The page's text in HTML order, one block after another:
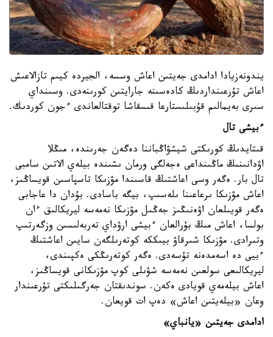
يندونەزيادا ادامدى جەيتىن اعاش وسسە، الجيردە كيىم تازالاعىش
اعاش تۇرعىنداردىڭ كادەسىنە جارايتىن كورىنەدى. وسىنداي
سىرى بەيمالىم قۇبىلىستارعا قىسقاشا توقتالعاندى ءجون كوردىك.
ءبيشى تال
قىتايدىڭ كورىكتى شيشۋاڭباننا دەگەن جەرىندە، مىڭلا
اۋدانىنىڭ ماڭىنداعى ەجەلگى ورمان ىشىندە بيلەي الاتىن سامبى
تال بار. ەگەر وسى اعاشتىڭ قاسىندا مۋزىكا تاسپاسىن قويساڭىز،
اعاش مۋزىكا ىرعاعىنا ىلەسىپ، بيگە باسادى. بۇدان دا عاجابى
ەگەر قويىلعان اۋەنىڭىز جەڭىل مۋزىكا نەمەسە ليريكالىق ءان
بولسا، اعاش مىڭ بۇرالعان ءبيشى ارۋداي تەربەلىسىن وزگەرتىپ
وتىرادى. مۋزىكا شىرقاۋ بيىككە كوتەرىلگەن سايىن اعاشتىڭ
ءبيى دە اسەمدەنە تۇسەدى. ەگەر كوتەرىڭكى ەكپىندى،
ليريكالىعى سولعىن نەمەسە شۋىلى كوپ مۋزىكانى قويساڭىز،
اعاش بيلەمەي قويادى ەكەن. سوندىقتان جەرگىلىكتى تۇرعىندار
وعان «بيلەيتىن اعاش» دەپ ات قويعان.
ادامدى جەيتىن «يانباي»